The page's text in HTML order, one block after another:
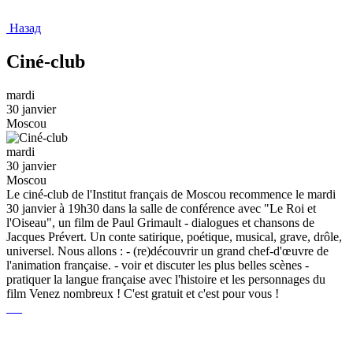
Назад
Ciné-club
mardi
30 janvier
Moscou
mardi
30 janvier
Moscou
Le ciné-club de l'Institut français de Moscou recommence le mardi
30 janvier à 19h30 dans la salle de conférence avec "Le Roi et
l'Oiseau", un film de Paul Grimault - dialogues et chansons de
Jacques Prévert. Un conte satirique, poétique, musical, grave, drôle,
universel. Nous allons : - (re)découvrir un grand chef-d'œuvre de
l'animation française. - voir et discuter les plus belles scènes -
pratiquer la langue française avec l'histoire et les personnages du
film Venez nombreux ! C'est gratuit et c'est pour vous !